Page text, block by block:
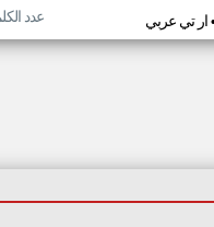
ار تي عربي• عدد